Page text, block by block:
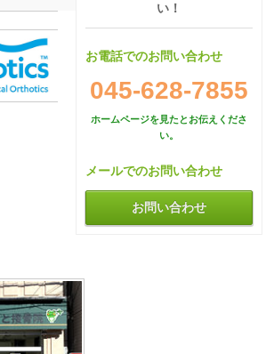
い！
お電話でのお問い合わせ
045-628-7855
ホームページを見たとお伝えくださ
い。
メールでのお問い合わせ
お問い合わせ